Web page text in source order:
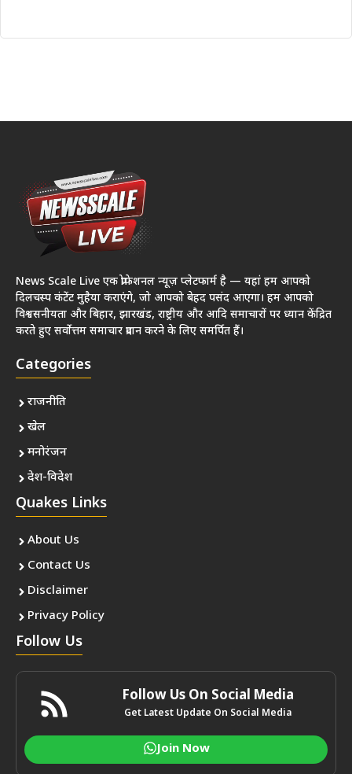
News Scale Live एक प्रोफेशनल न्यूज़ प्लेटफार्म है — यहां हम आपको
दिलचस्प कंटेंट मुहैया कराएंगे, जो आपको बेहद पसंद आएगा। हम आपको
विश्वसनीयता और बिहार, झारखंड, राष्ट्रीय और आदि समाचारों पर ध्यान केंद्रित
करते हुए सर्वोत्तम समाचार प्रदान करने के लिए समर्पित हैं।
Categories
राजनीति
खेल
मनोरंजन
देश-विदेश
Quakes Links
About Us
Contact Us
Disclaimer
Privacy Policy
Follow Us
Follow Us On Social Media
Get Latest Update On Social Media
Join Now